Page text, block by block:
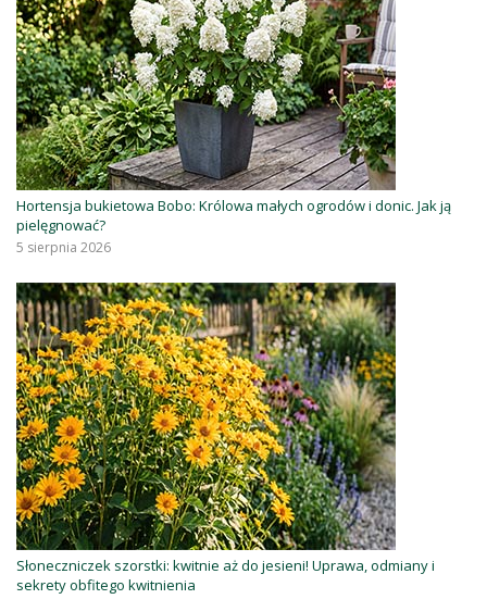
Hortensja bukietowa Bobo: Królowa małych ogrodów i donic. Jak ją
pielęgnować?
5 sierpnia 2026
Słoneczniczek szorstki: kwitnie aż do jesieni! Uprawa, odmiany i
sekrety obfitego kwitnienia